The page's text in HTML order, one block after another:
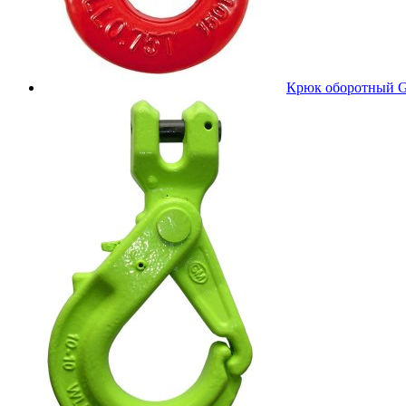
Крюк оборотный